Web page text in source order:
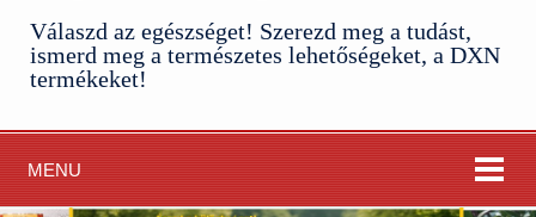
Válaszd az egészséget! Szerezd meg a tudást,
ismerd meg a természetes lehetőségeket, a DXN
termékeket!
MENU